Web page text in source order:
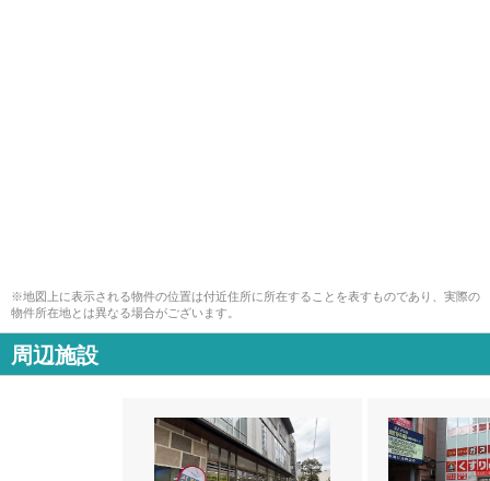
※地図上に表示される物件の位置は付近住所に所在することを表すものであり、実際の
物件所在地とは異なる場合がございます。
周辺施設